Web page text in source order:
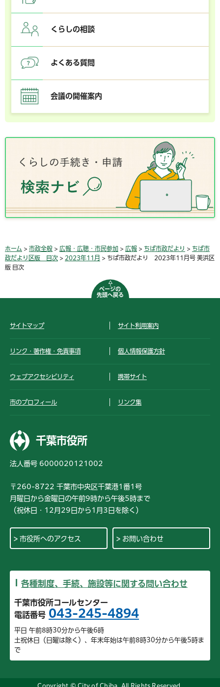
くらしの相談
よくある質問
会議の開催案内
ホーム > 市政全般 > 広報・広聴・市民参加 > 広報 > ちば市政だより > ちば市
政だより区版 目次 > 2023年11月 > ちば市政だより 2023年11月号 美浜区
版 目次
ページの
先頭へ戻る
サイトマップ サイト利用案内
リンク・著作権・免責事項 個人情報保護方針
ウェブアクセシビリティ 携帯サイト
市のプロフィール リンク集
千葉市役所
法人番号 6000020121002
〒260-8722 千葉市中央区千葉港1番1号
月曜日から金曜日の午前9時から午後5時まで
（祝休日・12月29日から1月3日を除く）
市役所へのアクセス お問い合わせ
各種制度、手続、施設等に関する問い合わせ
千葉市役所コールセンター
電話番号 043-245-4894
平日 午前8時30分から午後6時
土祝休日（日曜は除く）、年末年始は午前8時30分から午後5時ま
で
Copyright © City of Chiba. All Rights Reserved.